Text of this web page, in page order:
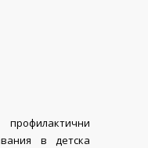
в детска